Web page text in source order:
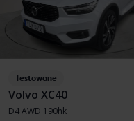
Testowane
Volvo XC40
D4 AWD 190hk